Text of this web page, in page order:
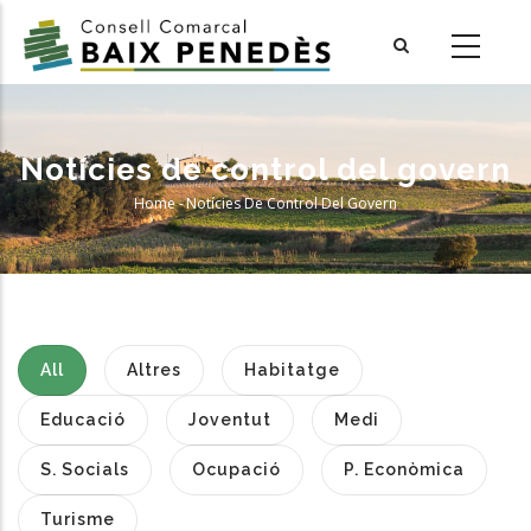
main
Notícies de control del govern
Breadcrumb
Home-Notícies De Control Del Govern
All Altres Habitatge
Educació Joventut Medi
S. Socials Ocupació P. Econòmica
Turisme